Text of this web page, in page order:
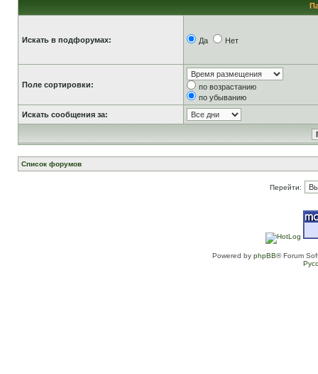
Искать в подфорумах: Да Нет
Поле сортировки:
по возрастанию
по убыванию
Искать сообщения за:
Список форумов
Перейти:
Powered by phpBB® Forum